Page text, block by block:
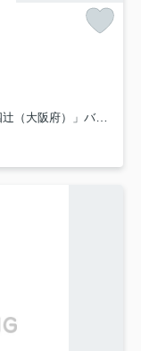
府）」バス停下車 徒歩1分